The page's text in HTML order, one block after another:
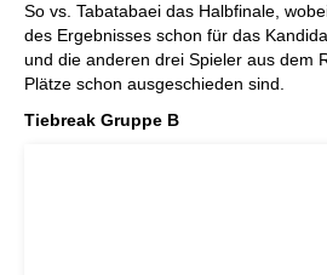
So vs. Tabatabaei das Halbfinale,
des Ergebnisses schon für das
und die anderen drei Spieler aus dem
Plätze schon ausgeschieden sind.
Tiebreak Gruppe B